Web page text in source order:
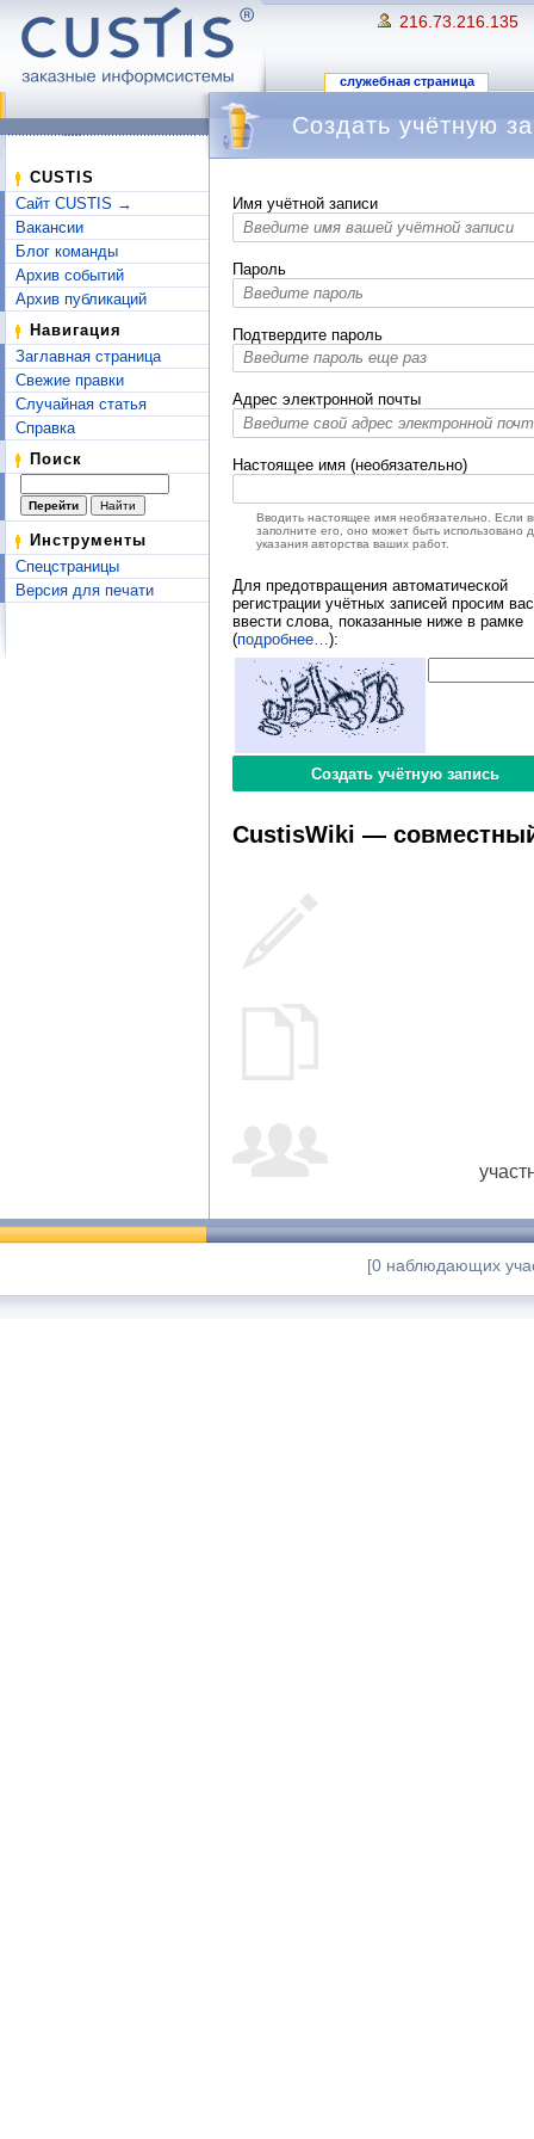
216.73.216.135
служебная страница
CUSTIS
Сайт CUSTIS →
Вакансии
Блог команды
Архив событий
Архив публикаций
Навигация
Заглавная страница
Свежие правки
Случайная статья
Справка
Поиск
Инструменты
Спецстраницы
Версия для печати
Создать учётную
Имя учётной записи
Пароль
Подтвердите пароль
Адрес электронной почты
Настоящее имя (необязательно)
Вводить настоящее имя необязательно. Если
заполните его, оно может быть использовано
указания авторства ваших работ.
Для предотвращения автоматической
регистрации учётных записей просим вас
ввести слова, показанные ниже в рамке
(подробнее… ):
CustisWiki —
[0 наблюдающих